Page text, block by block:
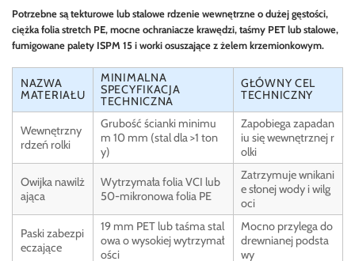
Potrzebne są tekturowe lub stalowe rdzenie wewnętrzne o dużej gęstości,
ciężka folia stretch PE, mocne ochraniacze krawędzi, taśmy PET lub stalowe,
fumigowane palety ISPM 15 i worki osuszające z żelem krzemionkowym.
NAZWA
MATERIAŁU
MINIMALNA
SPECYFIKACJA
TECHNICZNA
GŁÓWNY CEL
TECHNICZNY
Wewnętrzny
rdzeń rolki
Grubość ścianki minimu
m 10 mm (stal dla >1 ton
y)
Zapobiega zapadan
iu się wewnętrznej r
olki
Owijka nawilż
ająca
Wytrzymała folia VCI lub
50-mikronowa folia PE
Zatrzymuje wnikani
e słonej wody i wilg
oci
Paski zabezpi
eczające
19 mm PET lub taśma stal
owa o wysokiej wytrzymał
ości
Mocno przylega do
drewnianej podsta
wy